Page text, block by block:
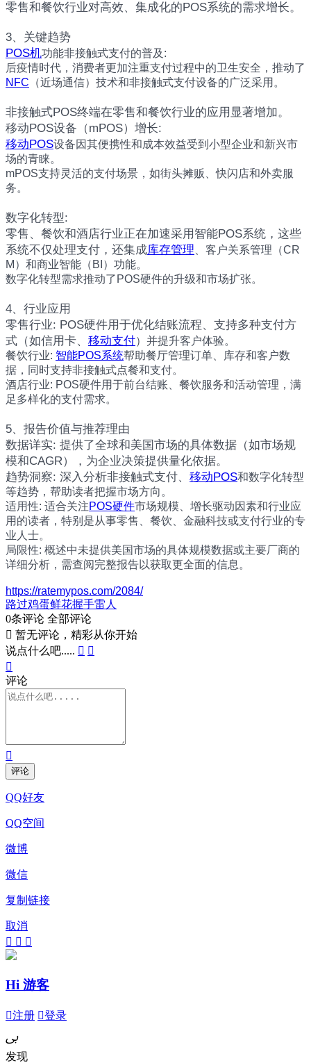
零售和餐饮行业对高效、集成化的POS系统的需求增长。
3、关键趋势
POS机功能非接触式支付的普及:
后疫情时代，消费者更加注重支付过程中的卫生安全，推动了
NFC （近场通信）技术和非接触式支付设备的广泛采用。
非接触式POS终端在零售和餐饮行业的应用显著增加。
移动POS设备（mPOS）增长:
移动POS设备因其便携性和成本效益受到小型企业和新兴市
场的青睐。
mPOS支持灵活的支付场景，如街头摊贩、快闪店和外卖服
务。
数字化转型:
零售、餐饮和酒店行业正在加速采用智能POS系统，这些
系统不仅处理支付，还集成库存管理、客户关系管理（CR
M）和商业智能（BI）功能。
数字化转型需求推动了POS硬件的升级和市场扩张。
4、行业应用
零售行业: POS硬件用于优化结账流程、支持多种支付方
式（如信用卡、 移动支付）并提升客户体验。
餐饮行业: 智能POS系统帮助餐厅管理订单、库存和客户数
据，同时支持非接触式点餐和支付。
酒店行业: POS硬件用于前台结账、餐饮服务和活动管理，满
足多样化的支付需求。
5、报告价值与推荐理由
数据详实: 提供了全球和美国市场的具体数据（如市场规
模和CAGR），为企业决策提供量化依据。
趋势洞察: 深入分析非接触式支付、 移动POS和数字化转型
等趋势，帮助读者把握市场方向。
适用性: 适合关注POS硬件市场规模、增长驱动因素和行业应
用的读者，特别是从事零售、餐饮、金融科技或支付行业的专
业人士。
局限性: 概述中未提供美国市场的具体规模数据或主要厂商的
详细分析，需查阅完整报告以获取更全面的信息。
https://ratemypos.com/2084/
路过鸡蛋鲜花握手雷人
0条评论 全部评论
 暂无评论，精彩从你开始
说点什么吧.....  

评论

评论
QQ好友
QQ空间
微博
微信
复制链接
取消
  
Hi 游客
注册 登录
ﰉ
发现